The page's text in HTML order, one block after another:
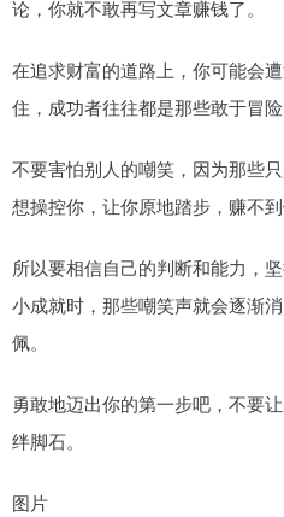
论，你就不敢再写文章赚钱了。
在追求财富的道路上，你可能会
住，成功者往往都是那些敢于冒险
不要害怕别人的嘲笑，因为那些
想操控你，让你原地踏步，赚不到
所以要相信自己的判断和能力，
小成就时，那些嘲笑声就会逐渐
佩。
勇敢地迈出你的第一步吧，不要
绊脚石。
图片